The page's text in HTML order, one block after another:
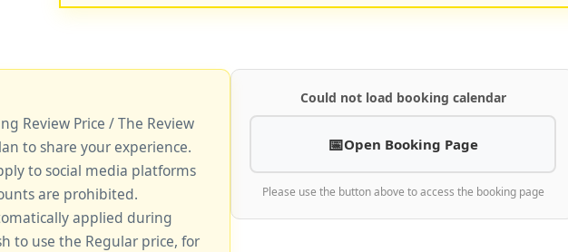
Review Price / The Review
to share your experience.
to social media platforms
are prohibited.
applied during
to use the Regular price, for
Could not load booking calendar
Open Booking Page
Please use the button above to access the booking page